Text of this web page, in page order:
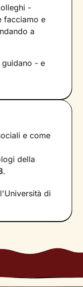
-
facciamo e
a
guidano - e
sei, per
luce
ciò che ti
un clima
tu possa
in libertà,
esploreremo i
che ti
e
dinamiche
e, in
raggiungere
e come
della
.
di